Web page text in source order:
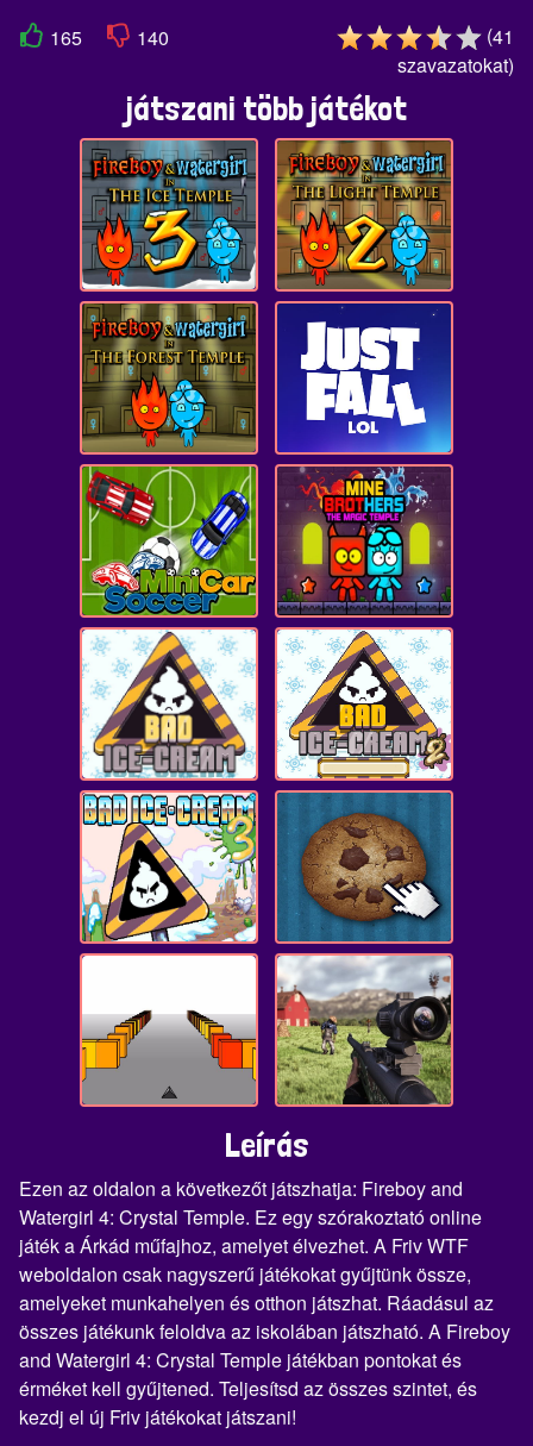
165 140 (41
szavazatokat)
játszani több játékot
Leírás
Ezen az oldalon a következőt játszhatja: Fireboy and
Watergirl 4: Crystal Temple. Ez egy szórakoztató online
játék a Árkád műfajhoz, amelyet élvezhet. A Friv WTF
weboldalon csak nagyszerű játékokat gyűjtünk össze,
amelyeket munkahelyen és otthon játszhat. Ráadásul az
összes játékunk feloldva az iskolában játszható. A Fireboy
and Watergirl 4: Crystal Temple játékban pontokat és
érméket kell gyűjtened. Teljesítsd az összes szintet, és
kezdj el új Friv játékokat játszani!